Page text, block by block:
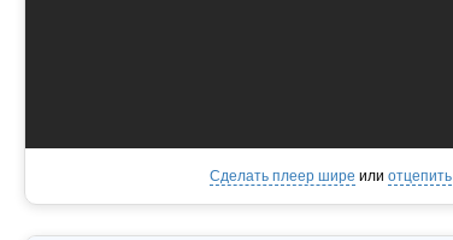
Сделать плеер шире или отцепить